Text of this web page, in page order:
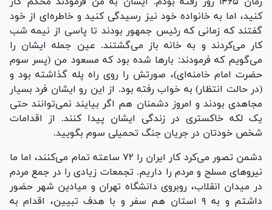
کنید، اما به خانواده خود نیز رسیدگی کنید و خاطره‌ای از خود
گفتند که زمانی که رئیس جمهور بودند تا پاسی از نیمه شب
کار می‌کردند و به خانه باز می‌گشتند. عین جمله ایشان را
می‌گویم که فرمودند: بار‌ها شده بود که مسعود من (پسر سوم
حضرت امام خامنه‌ای)، صورتش را روی راه پله گذاشته بود و
(در حالت انتظار) به خواب رفته بود. از این رو ایشان فرد بسیار
مجاهدی بودند و امروز دشمنان هم اگر بیایند نمی‌توانند حتی
یک لکه خاکستری در زندگی ایشان پیدا کنند. از اقدامات
شخص خودتان در جریان جنگ تحمیلی سوم بگویید.
دشمن تصور می‌کرد کار ایران را ۷۲ ساعته تمام می‌کنند، اما ما
نیرو‌های مسلح و مردم را داریم. تجمعات زیادی را در جمع مردم
در میدان انقلاب، روبروی دانشگاه تهران و میادین شهر حضور
داشتم و به ۹ استان هم سفر و با هدف تبیین، اقدام به